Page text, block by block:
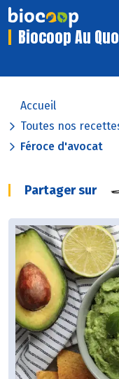
Biocoop Au
Accueil
Toutes nos
Féroce d'avocat
Partager sur